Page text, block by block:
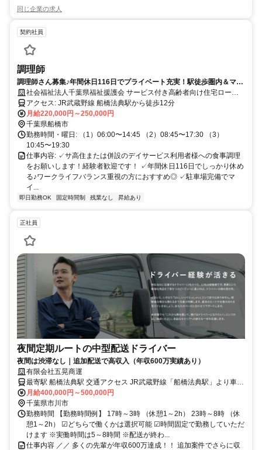
同じ企業の求人
契約社員
調理師
調理師さん募集♪年間休日116日でプライベート充実！駅徒歩圏内＆マイ
カー通勤OK◎経験を活かして働ける環境です★
社会福祉法人千葉県福祉援護会 サービス付き高齢者向け住宅ローゼ
ンホーム上山1号館アクセス: JR武蔵野線 船橋法典駅から徒歩12分
月給220,000円～250,000円
千葉県船橋市
勤務時間・曜日: （1）06:00〜14:45 （2）08:45〜17:30 （3）
10:45〜19:30
仕事内容: ✓サ高住または併設のデイサービス利用者様への食事調理
をお願いします！経験者歓迎です！ ✓年間休日116日でしっかり休め
る♪ワークライフバランス重視の方におすすめ◎ ✓駐車場完備でマ
イ...
即日勤務OK 固定時間制 残業なし 昇給あり
正社員
夜間定期ルートの中型配送ドライバー
夜間は渋滞なし｜追加配送で高収入（年収600万実績あり）
有限会社五晃商運
最寄駅 船橋法典駅 交通アクセス JR武蔵野線「船橋法典駅」より車で
9分 ※上記は車庫の住所です ※車庫に直接出勤していただきます。
▽おもな配送エリア ・野田市、松戸市、白井市 ・佐倉市、成田市、
戸田市
月給400,000円～500,000円
千葉県市川市
勤務時間 【勤務時間例】 17時～3時 （休憩1～2h） 23時～8時 （休
憩1～2h） ☑どちらで働くかは選択可能 ☑時間固定で勤務していただ
けます ※実働時間は5～8時間 ※配送が終わ...
仕事内容 ／／ 多くの先輩が年収600万達成！！ 追加案件でさらに収